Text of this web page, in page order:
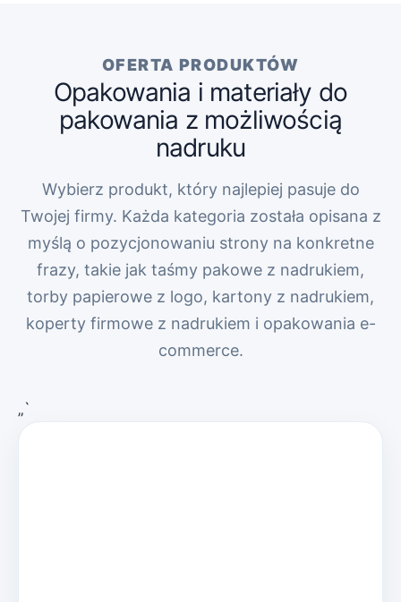
OFERTA PRODUKTÓW
Opakowania i materiały do
pakowania z możliwością
nadruku
Wybierz produkt, który najlepiej pasuje do
Twojej firmy. Każda kategoria została opisana z
myślą o pozycjonowaniu strony na konkretne
frazy, takie jak taśmy pakowe z nadrukiem,
torby papierowe z logo, kartony z nadrukiem,
koperty firmowe z nadrukiem i opakowania e-
commerce.
„`